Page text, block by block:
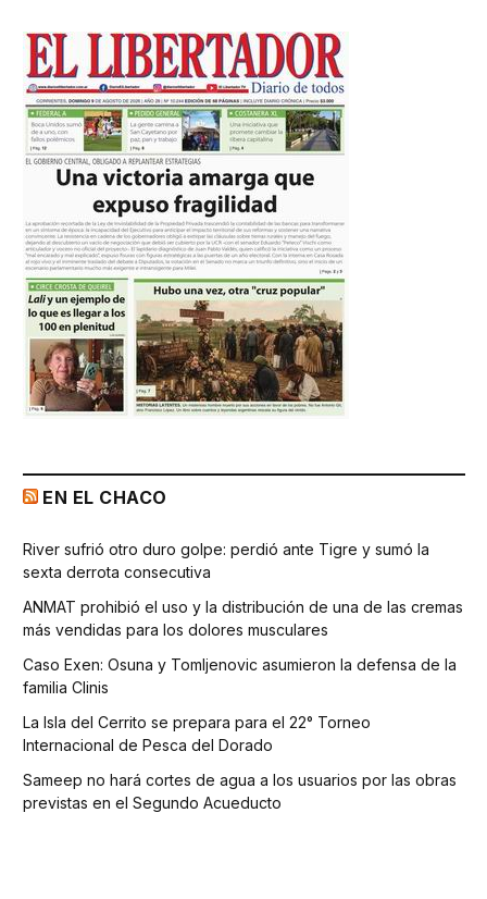
EN EL CHACO
River sufrió otro duro golpe: perdió ante Tigre y sumó la
sexta derrota consecutiva
ANMAT prohibió el uso y la distribución de una de las cremas
más vendidas para los dolores musculares
Caso Exen: Osuna y Tomljenovic asumieron la defensa de la
familia Clinis
La Isla del Cerrito se prepara para el 22° Torneo
Internacional de Pesca del Dorado
Sameep no hará cortes de agua a los usuarios por las obras
previstas en el Segundo Acueducto